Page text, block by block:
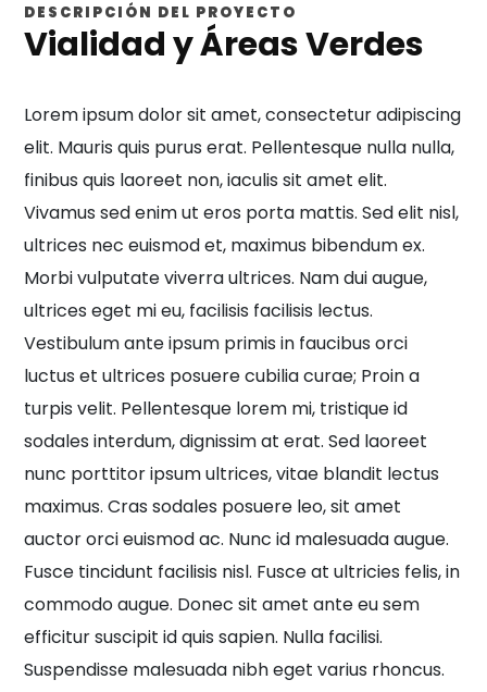
DESCRIPCIÓN DEL PROYECTO
Vialidad y Áreas Verdes
Lorem ipsum dolor sit amet, consectetur adipiscing
elit. Mauris quis purus erat. Pellentesque nulla nulla,
finibus quis laoreet non, iaculis sit amet elit.
Vivamus sed enim ut eros porta mattis. Sed elit nisl,
ultrices nec euismod et, maximus bibendum ex.
Morbi vulputate viverra ultrices. Nam dui augue,
ultrices eget mi eu, facilisis facilisis lectus.
Vestibulum ante ipsum primis in faucibus orci
luctus et ultrices posuere cubilia curae; Proin a
turpis velit. Pellentesque lorem mi, tristique id
sodales interdum, dignissim at erat. Sed laoreet
nunc porttitor ipsum ultrices, vitae blandit lectus
maximus. Cras sodales posuere leo, sit amet
auctor orci euismod ac. Nunc id malesuada augue.
Fusce tincidunt facilisis nisl. Fusce at ultricies felis, in
commodo augue. Donec sit amet ante eu sem
efficitur suscipit id quis sapien. Nulla facilisi.
Suspendisse malesuada nibh eget varius rhoncus.